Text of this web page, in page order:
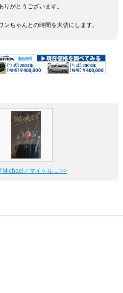
りがとうございます。
ンちゃんとの時間を大切にします。
｢Michael／マイケル ... >>